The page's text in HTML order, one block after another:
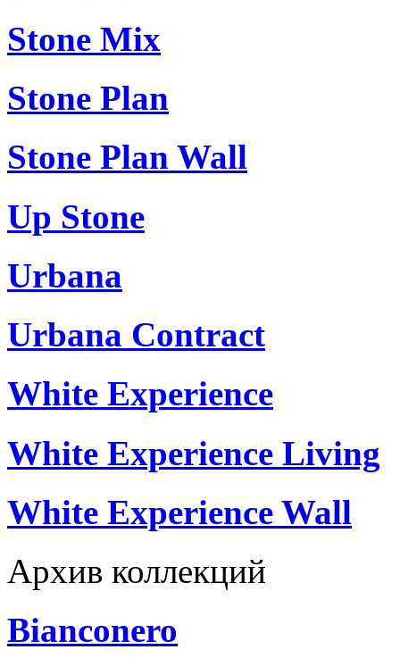
Stone Mix
Stone Plan
Stone Plan Wall
Up Stone
Urbana
Urbana Contract
White Experience
White Experience Living
White Experience Wall
Архив коллекций
Bianconero